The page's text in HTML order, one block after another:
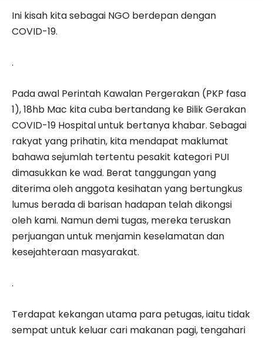
Ini kisah kita sebagai NGO berdepan dengan
COVID-19.
.
Pada awal Perintah Kawalan Pergerakan (PKP fasa
1), 18hb Mac kita cuba bertandang ke Bilik Gerakan
COVID-19 Hospital untuk bertanya khabar. Sebagai
rakyat yang prihatin, kita mendapat maklumat
bahawa sejumlah tertentu pesakit kategori PUI
dimasukkan ke wad. Berat tanggungan yang
diterima oleh anggota kesihatan yang bertungkus
lumus berada di barisan hadapan telah dikongsi
oleh kami. Namun demi tugas, mereka teruskan
perjuangan untuk menjamin keselamatan dan
kesejahteraan masyarakat.
.
Terdapat kekangan utama para petugas, iaitu tidak
sempat untuk keluar cari makanan pagi, tengahari